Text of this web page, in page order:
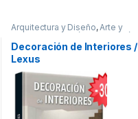
Arquitectura y Diseño,Arte y
Afines
Decoración
Decoración
y Muebles,Diseño,Interes
General,Ofertas,Profesionales
y tecnicos
Decoración de Interiores /
Lexus